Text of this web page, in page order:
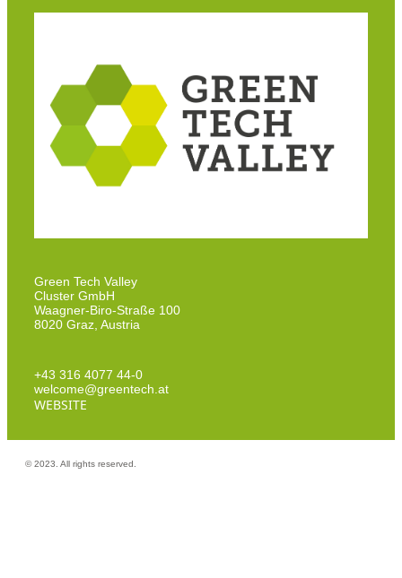
Green Tech Valley
Cluster GmbH
Waagner-Biro-Straße 100
8020 Graz, Austria
+43 316 4077 44-0
welcome@greentech.at
WEBSITE
© 2023. All rights reserved.